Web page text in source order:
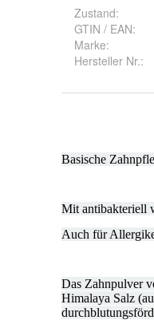
Zustand:
GTIN / EAN:
Marke:
Hersteller Nr.: